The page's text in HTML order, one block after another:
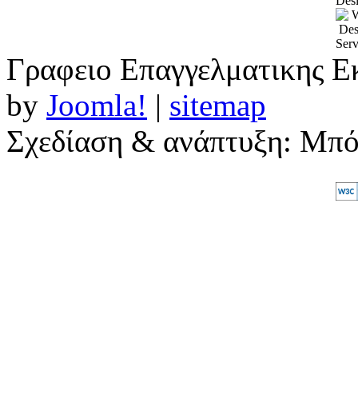
Γραφειο Επαγγελματικης
by Joomla! | sitemap
Σχεδίαση & ανάπτυξη: